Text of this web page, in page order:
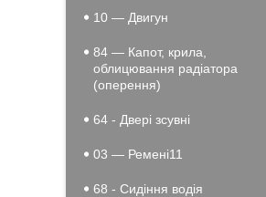
10 — Двигун
84 — Капот, крила,
облицювання радіатора
(оперення)
64 - Двері зсувні
03 — Ремені11
68 - Сидіння водія